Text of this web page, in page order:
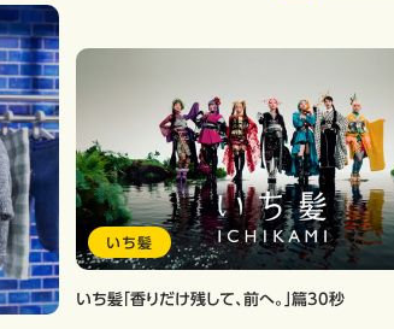
いち髪
いち髪「香りだけ残して、前へ。」篇30秒